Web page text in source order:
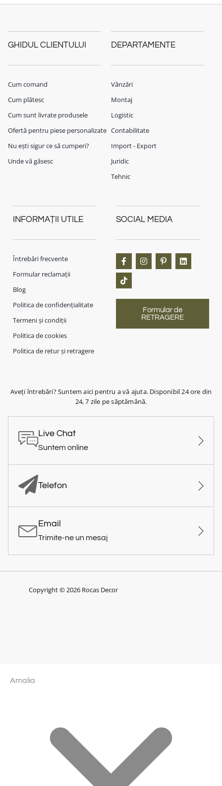
GHIDUL CLIENTULUI
Cum comand
Cum plătesc
Cum sunt livrate produsele
Ofertă pentru piese personalizate
Nu ești sigur ce să cumperi?
Unde vă găsesc
DEPARTAMENTE
Vânzări
Montaj
Logistic
Contabilitate
Import - Export
Juridic
Tehnic
INFORMAȚII UTILE
Întrebări frecvente
Formular reclamații
Blog
Politica de confidențialitate
Termeni și condiții
Politica de cookies
Politica de retur și retragere
SOCIAL MEDIA
Formular de
RETRAGERE
Aveți întrebări? Suntem aici pentru a vă ajuta. Disponibil 24 ore din
24, 7 zile pe săptămână.
Live Chat
Suntem online
Telefon
Email
Trimite-ne un mesaj
Copyright © 2026 Rocas Decor
Amalia